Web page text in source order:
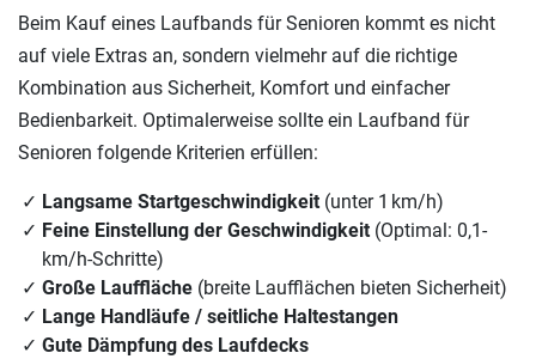
Beim Kauf eines Laufbands für Senioren kommt es nicht
auf viele Extras an, sondern vielmehr auf die richtige
Kombination aus Sicherheit, Komfort und einfacher
Bedienbarkeit. Optimalerweise sollte ein Laufband für
Senioren folgende Kriterien erfüllen:
Langsame Startgeschwindigkeit (unter 1 km/h)
Feine Einstellung der Geschwindigkeit (Optimal: 0,1-
km/h-Schritte)
Große Lauffläche (breite Laufflächen bieten Sicherheit)
Lange Handläufe / seitliche Haltestangen
Gute Dämpfung des Laufdecks